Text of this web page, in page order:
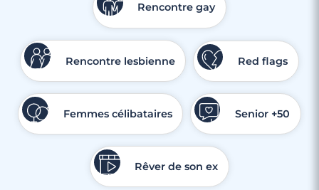
Rencontre gay
Rencontre lesbienne Red flags
Femmes célibataires Senior +50
Rêver de son ex